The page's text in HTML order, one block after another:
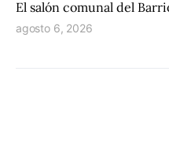
El salón comunal del
agosto 6, 2026